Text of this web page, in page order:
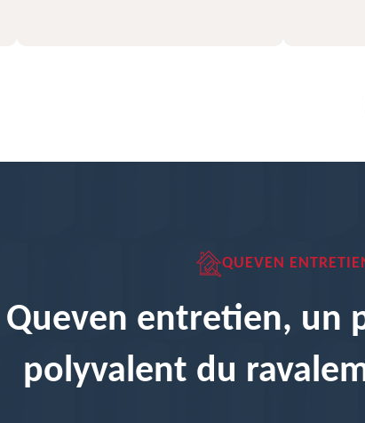
QUEVEN
Queven entretien, un
polyvalent du